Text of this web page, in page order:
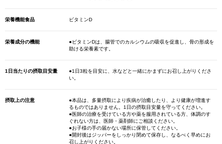
栄養機能食品 ビタミンD
栄養成分の機能
●ビタミンDは、腸管でのカルシウムの吸収を促進し、骨の形成を
助ける栄養素です。
1日当たりの摂取目安量
●1日3粒を目安に、水などと一緒にかまずにお召し上がりくださ
い。
摂取上の注意
●本品は、多量摂取により疾病が治癒したり、より健康が増進す
るものではありません。1日の摂取目安量を守ってください。
●医師の治療を受けている方や薬を服用されている方、体調のす
ぐれない方は、医師・薬剤師にご相談ください。
●お子様の手の届かない場所に保管してください。
●開封後はジッパーをしっかり閉めて保存し、なるべく早めにお
召し上がりください。